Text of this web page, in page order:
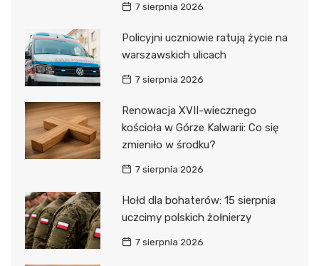
7 sierpnia 2026
Policyjni uczniowie ratują życie na
warszawskich ulicach
7 sierpnia 2026
Renowacja XVII-wiecznego
kościoła w Górze Kalwarii: Co się
zmieniło w środku?
7 sierpnia 2026
Hołd dla bohaterów: 15 sierpnia
uczcimy polskich żołnierzy
7 sierpnia 2026